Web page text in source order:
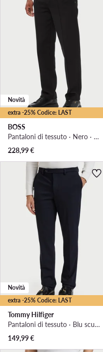
extra -25% Codice: LAST
Novità
BOSS
Pantaloni di tessuto · Nero · Regular Fit
228,99€
extra -25% Codice: LAST
Novità
Tommy Hilfiger
Pantaloni di tessuto · Blu scuro · Regular Fit
149,99€